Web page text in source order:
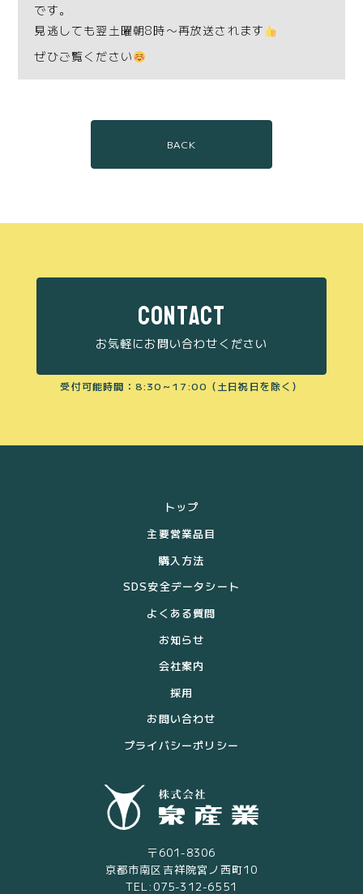
です。
見逃しても翌土曜朝8時〜再放送されます
ぜひご覧ください
BACK
CONTACT
お気軽にお問い合わせください
受付可能時間：8:30～17:00（土日祝日を除く）
トップ
主要営業品目
購入方法
SDS安全データシート
よくある質問
お知らせ
会社案内
採用
お問い合わせ
プライバシーポリシー
〒601-8306
京都市南区吉祥院宮ノ西町10
TEL:075-312-6551